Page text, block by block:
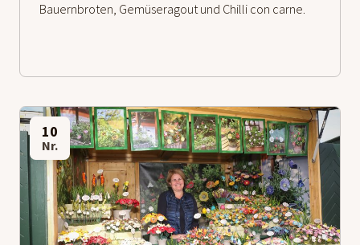
Bauernbroten, Gemüseragout und Chilli con carne.
weiterlesen
10
Nr.